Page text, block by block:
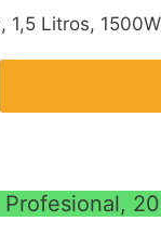
1,5 Litros,